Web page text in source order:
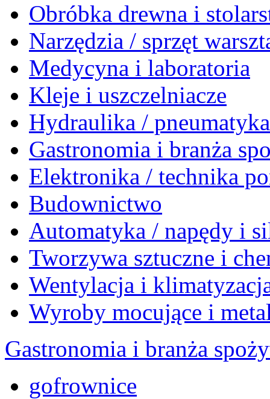
Obróbka drewna i
Narzędzia / sprzęt
Medycyna i laboratoria
Kleje i uszczelniacze
Hydraulika /
Gastronomia i branża
Elektronika / technika
Budownictwo
Automatyka / napędy i
Tworzywa sztuczne i
Wentylacja i
Wyroby mocujące i
Gastronomia i branża
gofrownice